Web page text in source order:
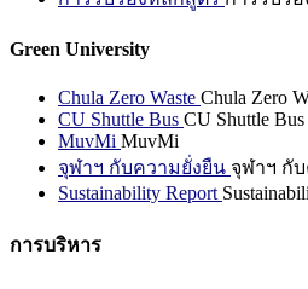
Green University
Chula Zero Waste Chula Zero
CU Shuttle Bus CU Shuttle Bus
MuvMi MuvMi
จุฬาฯ กับความยั่งยืน จุฬาฯ กั
Sustainability Report
การบริหาร